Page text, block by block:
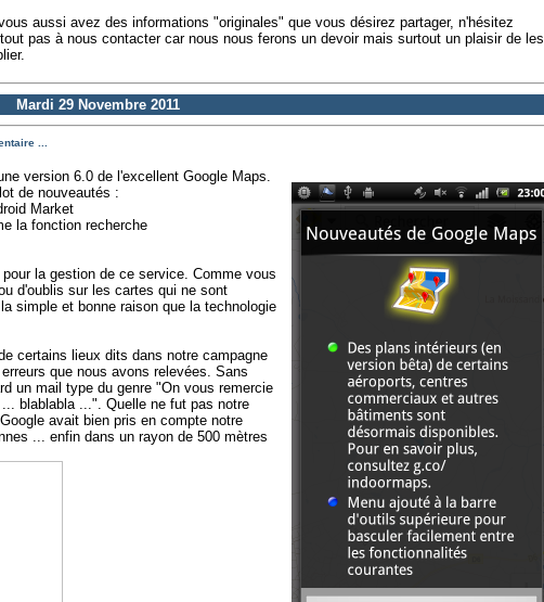
aussi avez des informations "originales" que vous désirez partager, n'hésitez
pas à nous contacter car nous nous ferons un devoir mais surtout un plaisir de les
Mardi 29 Novembre 2011
...
version 6.0 de l'excellent Google Maps.
de nouveautés :
Market
la fonction recherche
la gestion de ce service. Comme vous
d'oublis sur les cartes qui ne sont
simple et bonne raison que la technologie
certains lieux dits dans notre campagne
que nous avons relevées. Sans
un mail type du genre "On vous remercie
blablabla ...". Quelle ne fut pas notre
avait bien pris en compte notre
... enfin dans un rayon de 500 mètres